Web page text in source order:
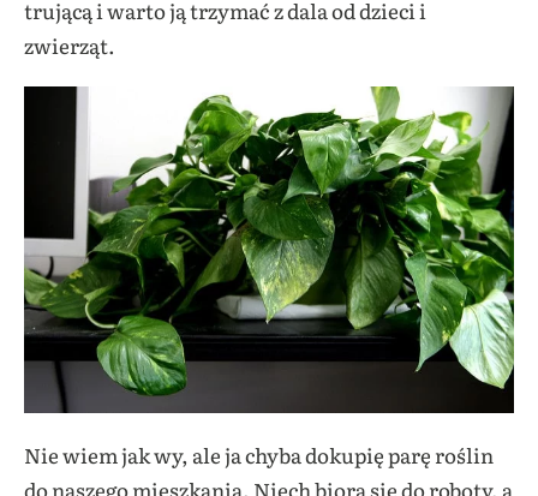
trującą i warto ją trzymać z dala od dzieci i
zwierząt.
Nie wiem jak wy, ale ja chyba dokupię parę roślin
do naszego mieszkania. Niech biorą się do roboty, a